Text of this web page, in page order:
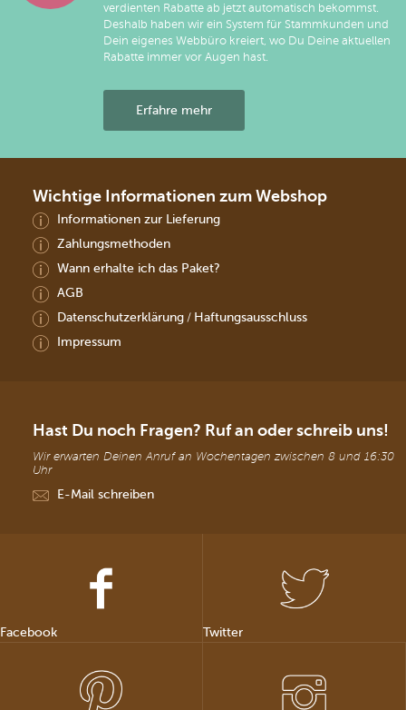
verdienten Rabatte ab jetzt automatisch bekommst.
Deshalb haben wir ein System für Stammkunden und
Dein eigenes Webbüro kreiert, wo Du Deine aktuellen
Rabatte immer vor Augen hast.
Erfahre mehr
Wichtige Informationen zum Webshop
Informationen zur Lieferung
Zahlungsmethoden
Wann erhalte ich das Paket?
AGB
Datenschutzerklärung/ Haftungsausschluss
Impressum
Hast Du noch Fragen? Ruf an oder schreib uns!
Wir erwarten Deinen Anruf an Wochentagen zwischen 8 und 16:30
Uhr
E-Mail schreiben
Facebook Twitter